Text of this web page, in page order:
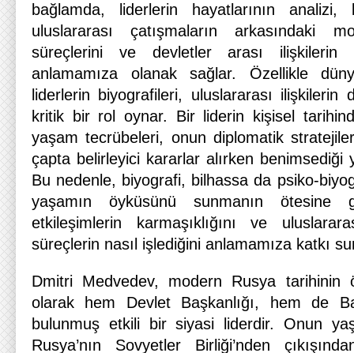
bağlamda, liderlerin hayatlarının analizi,
uluslararası çatışmaların arkasındaki
süreçlerini ve devletler arası ilişkilerin
anlamamıza olanak sağlar. Özellikle
liderlerin biyografileri, uluslararası ilişkilerin
kritik bir rol oynar. Bir liderin kişisel
yaşam tecrübeleri, onun diplomatik
çapta belirleyici kararlar alırken benimsediği
Bu nedenle, biyografi, bilhassa da psiko-
yaşamın öyküsünü sunmanın ötesine
etkileşimlerin karmaşıklığını ve
süreçlerin nasıl işlediğini anlamamıza katkı
Dmitri Medvedev, modern Rusya tarihinin
olarak hem Devlet Başkanlığı, hem de
bulunmuş etkili bir siyasi liderdir. Onun
Rusya’nın Sovyetler Birliği’nden